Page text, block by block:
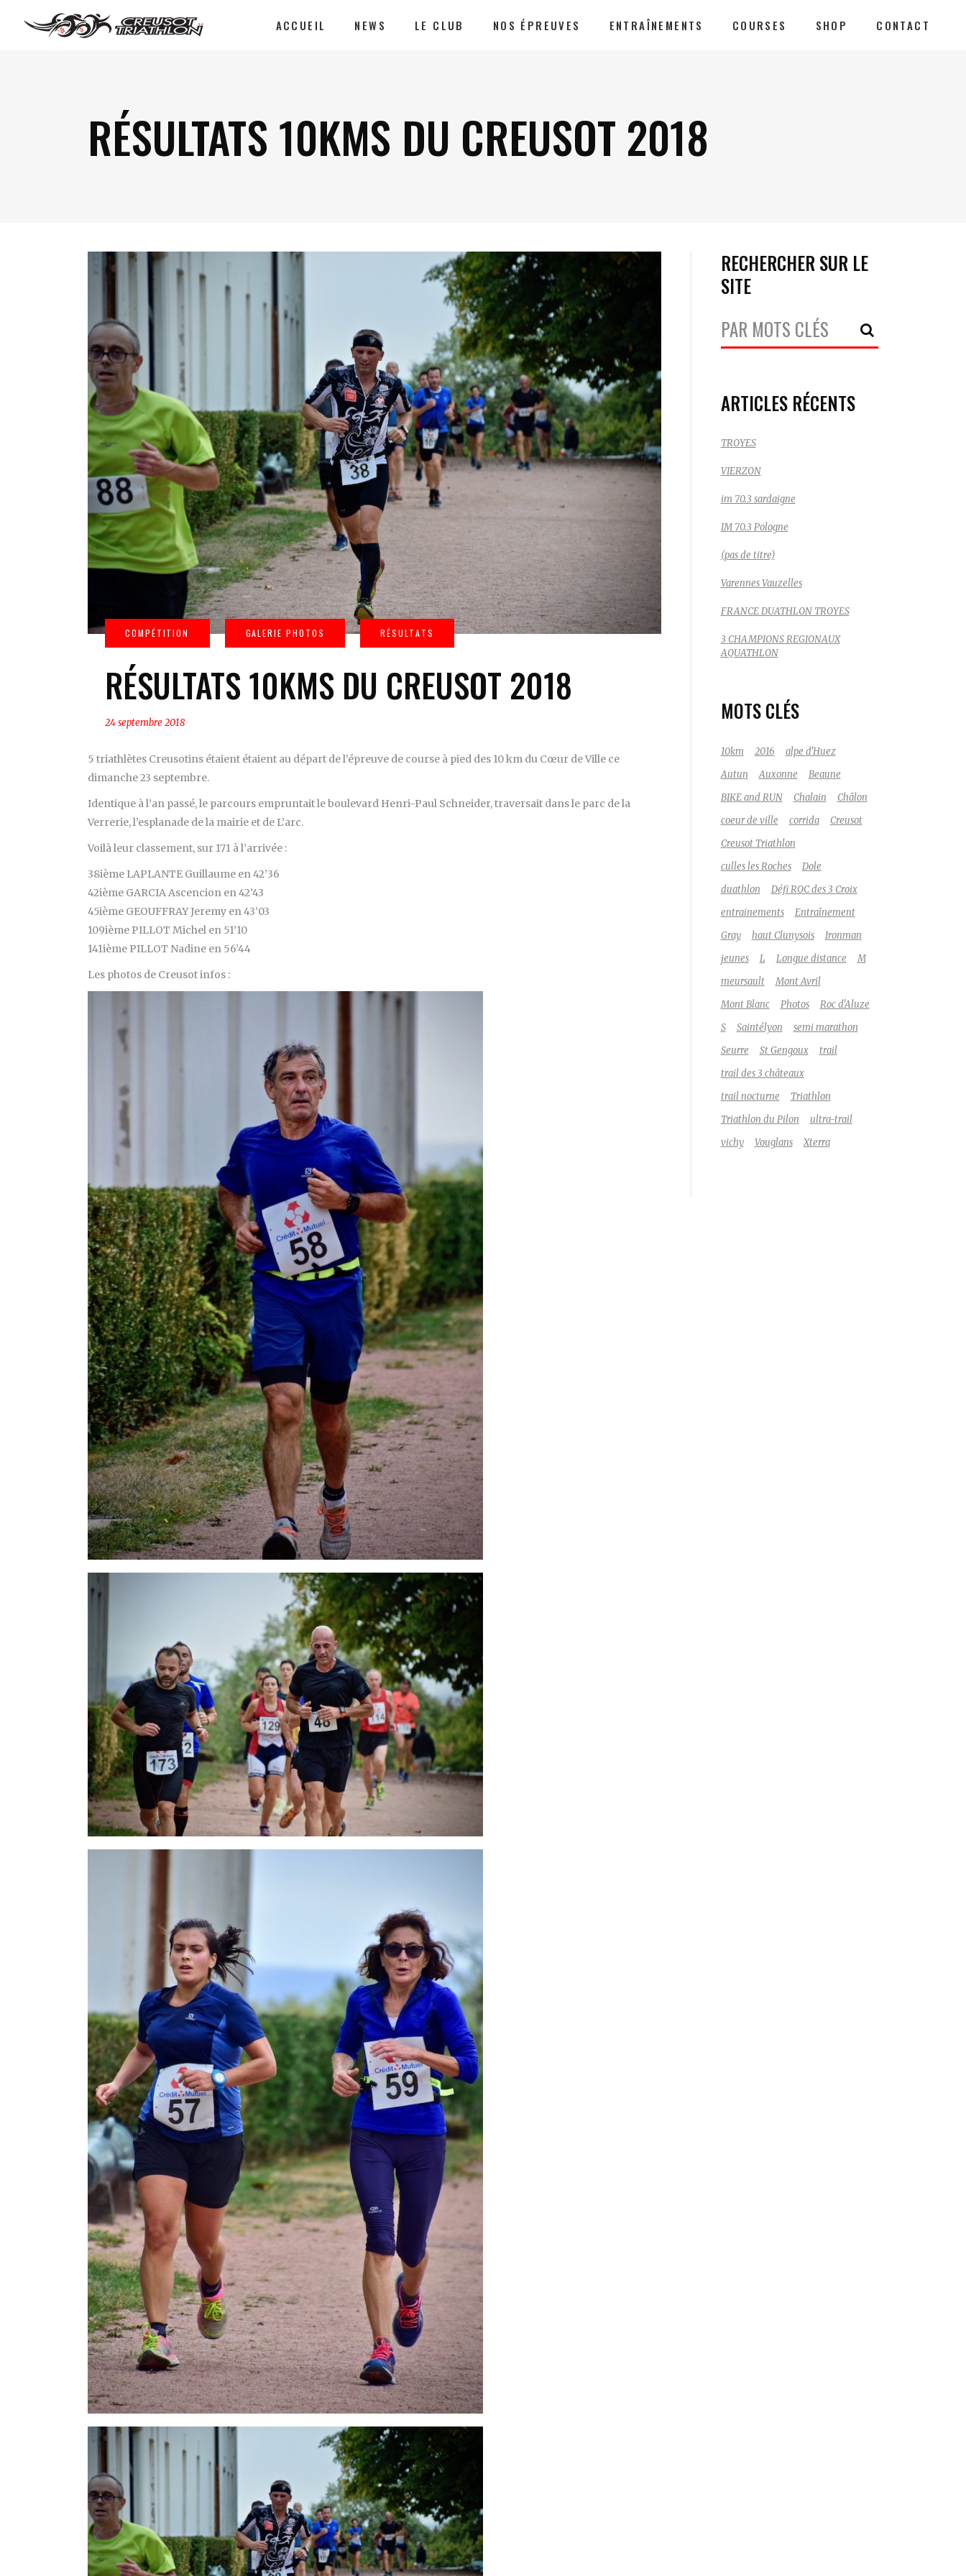
ACCUEIL NEWS LE CLUB NOS ÉPREUVES ENTRAÎNEMENTS COURSES SHOP CONTACT
RÉSULTATS 10KMS DU CREUSOT 2018
RÉSULTATS 10KMS DU CREUSOT 2018
24 septembre 2018
5 triathlètes Creusotins étaient étaient au départ de l’épreuve de course à pied des 10 km du Cœur de Ville ce
dimanche 23 septembre.
Identique à l’an passé, le parcours empruntaitle boulevard Henri-Paul Schneider, traversait dans le parc de la
Verrerie, l’esplanade de la mairie et de L’arc.
Voilà leur classement, sur 171 à l’arrivée :
38ième LAPLANTE Guillaume en 42’36
42ième GARCIA Ascencion en 42’43
45ième GEOUFFRAY Jeremy en 43’03
109ième PILLOT Michel en 51’10
141ième PILLOT Nadine en 56’44
Les photos de Creusot infos :
RECHERCHER SUR LE
SITE
Votre
Recherche:
ARTICLES RÉCENTS
TROYES
VIERZON
im 70.3 sardaigne
IM 70.3 Pologne
(pas de titre)
Varennes Vauzelles
FRANCE DUATHLON TROYES
3 CHAMPIONS REGIONAUX
AQUATHLON
MOTS CLÉS
10km 2016
alpe d'Huez
Autun
Auxonne
Beaune
BIKE and RUN
Chalain
Châlon
coeur de ville
corrida
Creusot
Creusot Triathlon
culles les Roches
Dole
duathlon
Défi ROC des 3 Croix
entrainements
Entraînement
Gray
haut Clunysois
Ironman
jeunes
L Longue distance
M
meursault
Mont Avril
Mont Blanc
Photos
Roc d'Aluze
S
Saintélyon
semi marathon
Seurre
St Gengoux
trail
trail des 3 châteaux
trail nocturne
Triathlon
Triathlon du Pilon
ultra-trail
vichy
Vouglans Xterra